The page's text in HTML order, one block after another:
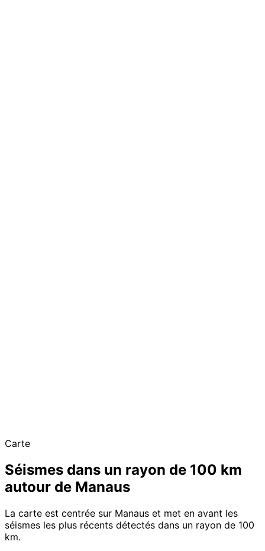
Carte
Séismes dans un rayon de 100 km
autour de Manaus
La carte est centrée sur Manaus et met en avant les
séismes les plus récents détectés dans un rayon de 100
km.